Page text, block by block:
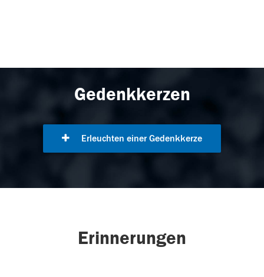
Gedenkkerzen
Erleuchten einer Gedenkkerze
Erinnerungen